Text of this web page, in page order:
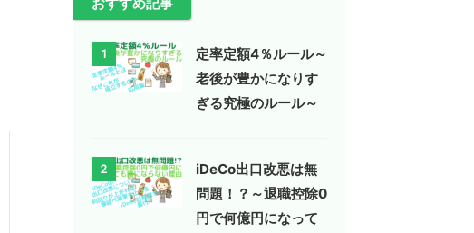
1
定率定額4％ルール～
老後が豊かになりす
ぎる究極のルール～
2
iDeCo出口改悪は無
問題！？～退職控除0
円で何億円になって